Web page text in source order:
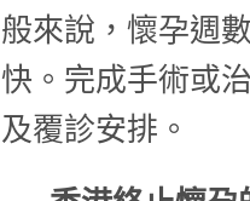
般來說，懷孕週
快。完成手術或
及覆診安排。